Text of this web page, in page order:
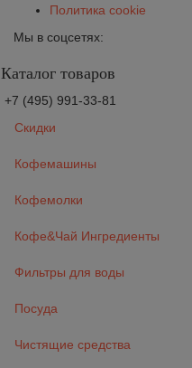
Политика cookie
Мы в соцсетях:
Каталог товаров
+7 (495) 991-33-81
Скидки
Кофемашины
Кофемолки
Кофе&Чай Ингредиенты
Фильтры для воды
Посуда
Чистящие средства